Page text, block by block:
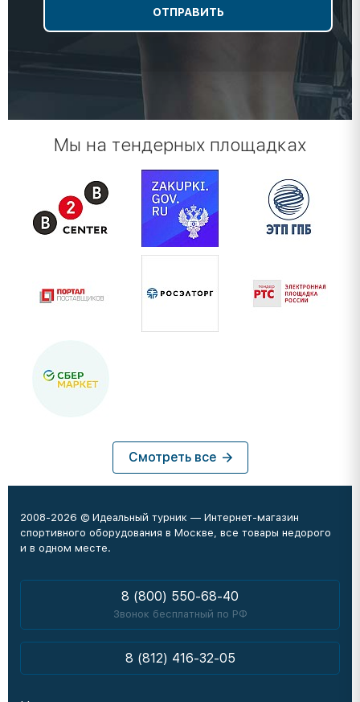
Мы на тендерных площадках
Смотреть все
2008-2026 © Идеальный турник — Интернет-магазин
спортивного оборудования в Москве, все товары недорого
и в одном месте.
8 (800) 550-68-40
Звонок бесплатный по РФ
8 (812) 416-32-05